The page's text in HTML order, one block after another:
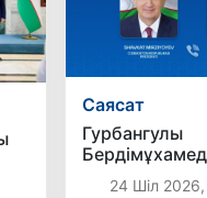
Саясат
Гурбангулы
Өзбекстан
24 Шіл